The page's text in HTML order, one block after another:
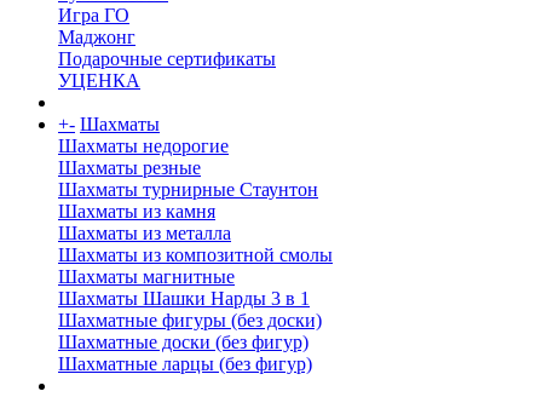
Игра ГО
Маджонг
Подарочные сертификаты
УЦЕНКА
+- Шахматы
Шахматы недорогие
Шахматы резные
Шахматы турнирные Стаунтон
Шахматы из камня
Шахматы из металла
Шахматы из композитной смолы
Шахматы магнитные
Шахматы Шашки Нарды 3 в 1
Шахматные фигуры (без доски)
Шахматные доски (без фигур)
Шахматные ларцы (без фигур)